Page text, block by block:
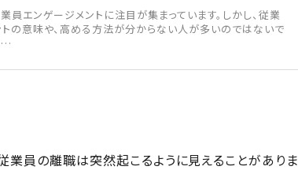
員エンゲージメントに注目が集まっています。しかし、従業
の意味や、高める方法が分からない人が多いのではないで
…
業員の離職は突然起こるように見えることがありま